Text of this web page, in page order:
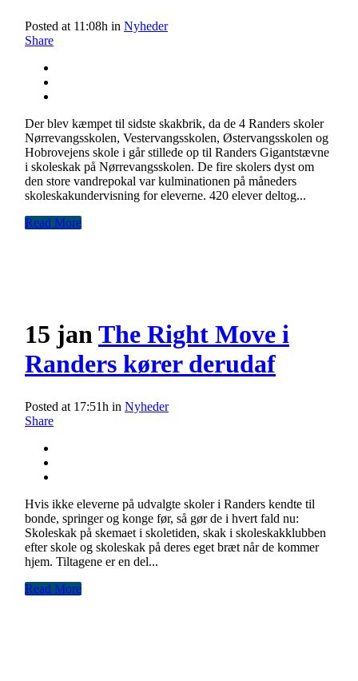
Posted at 11:08h in Nyheder
Share
Der blev kæmpet til sidste skakbrik, da de 4 Randers skoler
Nørrevangsskolen, Vestervangsskolen, Østervangsskolen og
Hobrovejens skole i går stillede op til Randers Gigantstævne
i skoleskak på Nørrevangsskolen. De fire skolers dyst om
den store vandrepokal var kulminationen på måneders
skoleskakundervisning for eleverne. 420 elever deltog...
Read More
15 jan The Right Move i
Randers kører derudaf
Posted at 17:51h in Nyheder
Share
Hvis ikke eleverne på udvalgte skoler i Randers kendte til
bonde, springer og konge før, så gør de i hvert fald nu:
Skoleskak på skemaet i skoletiden, skak i skoleskakklubben
efter skole og skoleskak på deres eget bræt når de kommer
hjem. Tiltagene er en del...
Read More